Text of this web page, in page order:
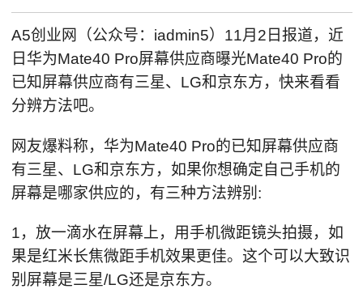
A5创业网（公众号：iadmin5）11月2日报道，近
日华为Mate40 Pro屏幕供应商曝光Mate40 Pro的
已知屏幕供应商有三星、LG和京东方，快来看看
分辨方法吧。
网友爆料称，华为Mate40 Pro的已知屏幕供应商
有三星、LG和京东方，如果你想确定自己手机的
屏幕是哪家供应的，有三种方法辨别:
1，放一滴水在屏幕上，用手机微距镜头拍摄，如
果是红米长焦微距手机效果更佳。这个可以大致识
别屏幕是三星/LG还是京东方。